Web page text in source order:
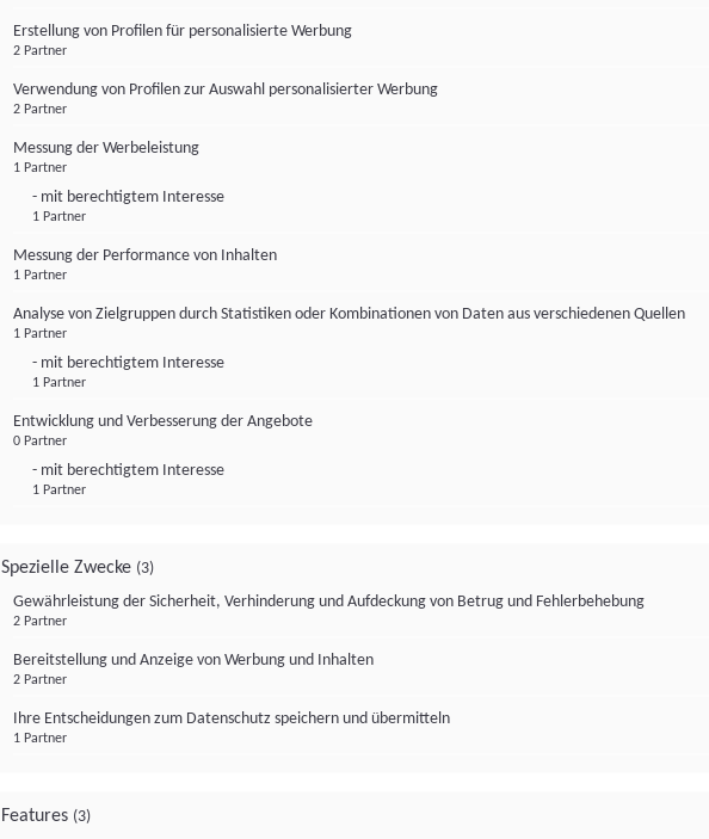
Erstellung von Profilen für personalisierte Werbung
2 Partner
Verwendung von Profilen zur Auswahl personalisierter Werbung
2 Partner
Messung der Werbeleistung
1 Partner
- mit berechtigtem Interesse
1 Partner
Messung der Performance von Inhalten
1 Partner
Analyse von Zielgruppen durch Statistiken oder Kombinationen von Daten aus verschiedenen Quellen
1 Partner
- mit berechtigtem Interesse
1 Partner
Entwicklung und Verbesserung der Angebote
0 Partner
- mit berechtigtem Interesse
1 Partner
Spezielle Zwecke (3)
Gewährleistung der Sicherheit, Verhinderung und Aufdeckung von Betrug und Fehlerbehebung
2 Partner
Bereitstellung und Anzeige von Werbung und Inhalten
2 Partner
Ihre Entscheidungen zum Datenschutz speichern und übermitteln
1 Partner
Features (3)